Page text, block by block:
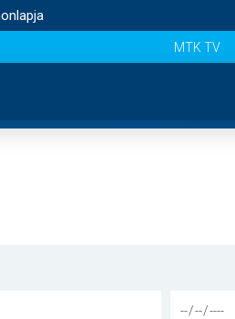
MTK TV